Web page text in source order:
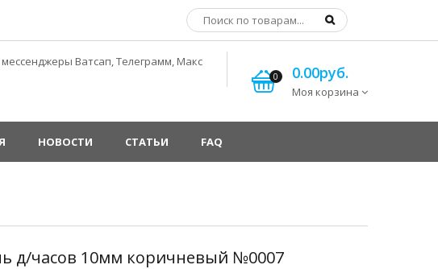
Ватсап, Телеграмм, Макс
0 0.00руб.
Моя корзина
НОВОСТИ СТАТЬИ FAQ
д/часов 10мм коричневый №0007